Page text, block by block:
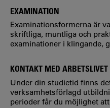
EXAMINATION
Examinationsformerna är
skriftliga, muntliga och
examinationer i klingande,
KONTAKT MED ARBETSLIVET
Under din studietid finns
verksamhetsförlagd
perioder får du möjlighet